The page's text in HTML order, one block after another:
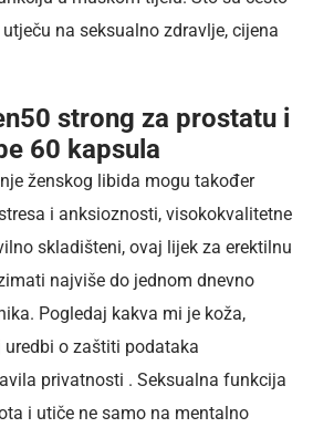
na seksualno zdravlje, cijena
strong za prostatu i
60 kapsula
ženskog libida mogu također
i anksioznosti, visokokvalitetne
skladišteni, ovaj lijek za erektilnu
najviše do jednom dnevno
Pogledaj kakva mi je koža,
o zaštiti podataka
privatnosti . Seksualna funkcija
i utiče ne samo na mentalno